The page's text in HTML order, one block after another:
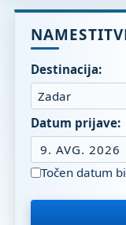
Destinacija:
Datum prijave:
9. AVG. 2026
Točen datum